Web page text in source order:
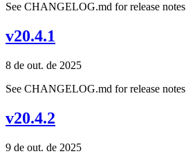
See CHANGELOG.md for release notes
v20.4.1
8 de out. de 2025
See CHANGELOG.md for release notes
v20.4.2
9 de out. de 2025